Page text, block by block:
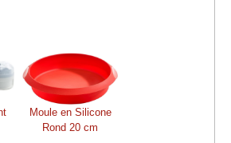
Moule en Silicone
Rond 20 cm